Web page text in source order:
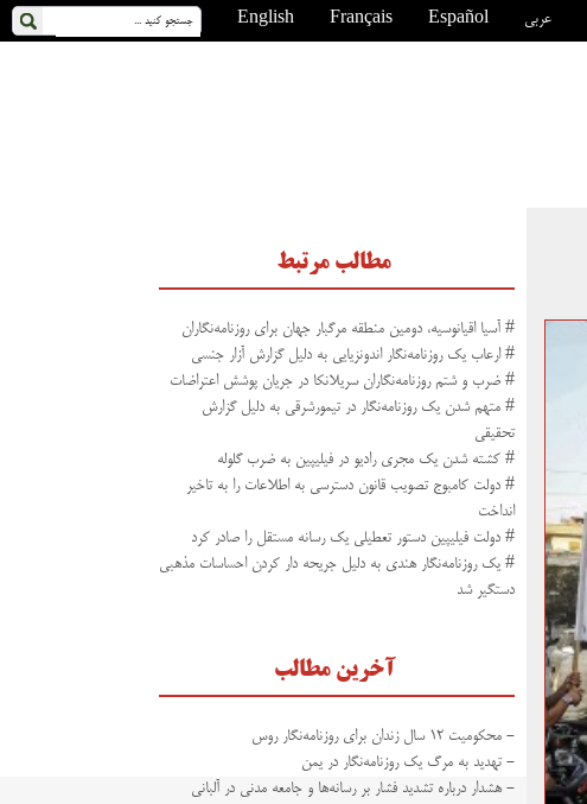
English Français Español عربی
مطالب مرتبط
# آسیا اقیانوسیه، دومین منطقه مرگبار جهان برای روزنامه‌نگاران
# ارعاب یک روزنامه‌نگار اندونزیایی به دلیل گزارش آزار جنسی
# ضرب و شتم روزنامه‌نگاران سریلانکا در جریان پوشش اعتراضات
# متهم شدن یک روزنامه‌نگار در تیمورشرقی به دلیل گزارش
تحقیقی
# کشته شدن یک مجری رادیو در فیلیپین به ضرب گلوله
# دولت کامبوج تصویب قانون دسترسی به اطلاعات را به تاخیر
انداخت
# دولت فیلیپین دستور تعطیلی یک رسانه مستقل را صادر کرد
# یک روزنامه‌نگار هندی به دلیل جریحه دار کردن احساسات مذهبی
دستگیر شد
آخرین مطالب
- محکومیت ۱۲ سال زندان برای روزنامه‌نگار روس
- تهدید به مرگ یک روزنامه‌نگار در یمن
- هشدار درباره تشدید فشار بر رسانه‌ها و جامعه مدنی در آلبانی